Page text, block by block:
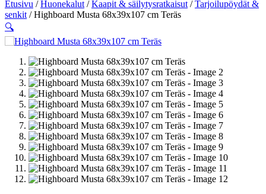
Etusivu /Huonekalut /Kaapit & säilytysratkaisut /Tarjoilupöydät &
senkit / Highboard Musta 68x39x107 cm Teräs
🔍